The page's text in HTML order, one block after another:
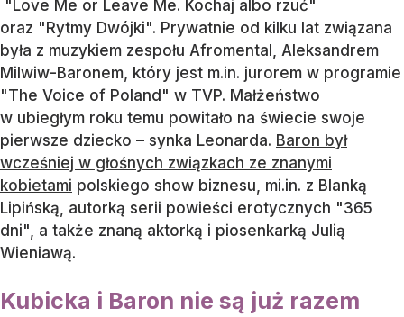
"Love Me or Leave Me. Kochaj albo rzuć"
oraz "Rytmy Dwójki". Prywatnie od kilku lat związana
była z muzykiem zespołu Afromental, Aleksandrem
Milwiw-Baronem, który jest m.in. jurorem w programie
"The Voice of Poland" w TVP. Małżeństwo
w ubiegłym roku temu powitało na świecie swoje
pierwsze dziecko – synka Leonarda. Baron był
wcześniej w głośnych związkach ze znanymi
kobietami polskiego show biznesu, mi.in. z Blanką
Lipińską, autorką serii powieści erotycznych "365
dni", a także znaną aktorką i piosenkarką Julią
Wieniawą.
Kubicka i Baron nie są już razem